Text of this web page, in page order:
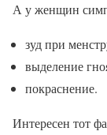
А у женщин
зуд при
выделение
покраснение.
Интересен тот